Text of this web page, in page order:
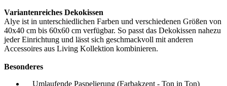
Variantenreiches Dekokissen
Alye ist in unterschiedlichen Farben und verschiedenen Größen von
40x40 cm bis 60x60 cm verfügbar. So passt das Dekokissen nahezu
jeder Einrichtung und lässt sich geschmackvoll mit anderen
Accessoires aus Living Kollektion kombinieren.
Besonderes
Umlaufende Paspelierung (Farbakzent - Ton in Ton)